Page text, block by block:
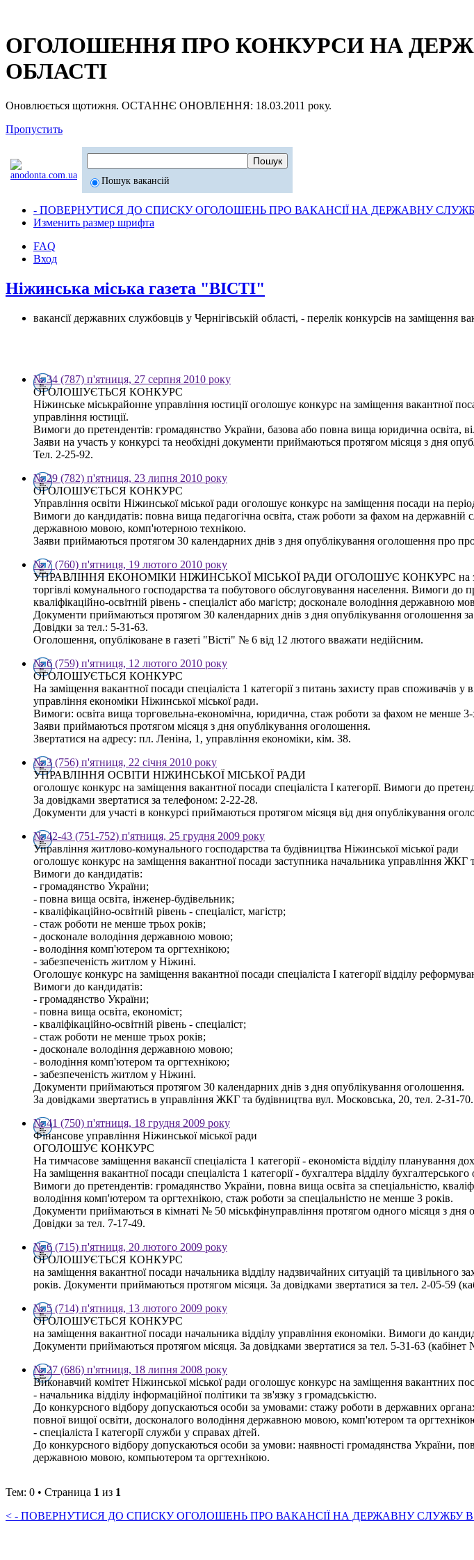
ОГОЛОШЕННЯ ПРО КОНКУРСИ НА
ОБЛАСТІ
Оновлюється щотижня. ОСТАННЄ ОНОВЛЕННЯ: 18.03.2011 року.
Пропустить
Пошук вакансій
- ПОВЕРНУТИСЯ ДО СПИСКУ ОГОЛОШЕНЬ ПРО ВАКАНСІЇ НА ДЕРЖАВНУ СЛУЖБУ
Изменить размер шрифта
FAQ
Вход
Ніжинська міська газета "ВІСТІ"
вакансії державних службовців у Чернігівській області, - перелік конкурсів на заміщення
№ 34 (787) п'ятниця, 27 серпня 2010 року
ОГОЛОШУЄТЬСЯ КОНКУРС
Ніжинське міськрайонне управління юстиції оголошує конкурс на заміщення вакантної
управління юстиції.
Вимоги до претендентів: громадянство України, базова або повна вища юридична освіта,
Заяви на участь у конкурсі та необхідні документи приймаються протягом місяця з дня
Тел. 2-25-92.
№ 29 (782) п'ятниця, 23 липня 2010 року
ОГОЛОШУЄТЬСЯ КОНКУРС
Управління освіти Ніжинської міської ради оголошує конкурс на заміщення посади на
Вимоги до кандидатів: повна вища педагогічна освіта, стаж роботи за фахом на
державною мовою, комп'ютерною технікою.
Заяви приймаються протягом 30 календарних днів з дня опублікування оголошення про
№ 7 (760) п'ятниця, 19 лютого 2010 року
УПРАВЛІННЯ ЕКОНОМІКИ НІЖИНСЬКОЇ МІСЬКОЇ РАДИ ОГОЛОШУЄ КОНКУРС на заміщення
торгівлі комунального господарства та побутового обслуговування населення. Вимоги
кваліфікаційно-освітній рівень - спеціаліст або магістр; досконале володіння
Документи приймаються протягом 30 календарних днів з дня опублікування оголошення
Довідки за тел.: 5-31-63.
Оголошення, опубліковане в газеті "Вісті" № 6 від 12 лютого вважати недійсним.
№ 6 (759) п'ятниця, 12 лютого 2010 року
ОГОЛОШУЄТЬСЯ КОНКУРС
На заміщення вакантної посади спеціаліста 1 категорії з питань захисту прав споживачів
управління економіки Ніжинської міської ради.
Вимоги: освіта вища торговельна-економічна, юридична, стаж роботи за фахом не менше 3-
Заяви приймаються протягом місяця з дня опублікування оголошення.
Звертатися на адресу: пл. Леніна, 1, управління економіки, кім. 38.
№ 3 (756) п'ятниця, 22 січня 2010 року
УПРАВЛІННЯ ОСВІТИ НІЖИНСЬКОЇ МІСЬКОЇ РАДИ
оголошує конкурс на заміщення вакантної посади спеціаліста І категорії. Вимоги до
За довідками звертатися за телефоном: 2-22-28.
Документи для участі в конкурсі приймаються протягом місяця від дня опублікування
№ 42-43 (751-752) п'ятниця, 25 грудня 2009 року
Управління житлово-комунального господарства та будівництва Ніжинської міської ради
оголошує конкурс на заміщення вакантної посади заступника начальника управління ЖКГ
Вимоги до кандидатів:
- громадянство України;
- повна вища освіта, інженер-будівельник;
- кваліфікаційно-освітній рівень - спеціаліст, магістр;
- стаж роботи не менше трьох років;
- досконале володіння державною мовою;
- володіння комп'ютером та оргтехнікою;
- забезпеченість житлом у Ніжині.
Оголошує конкурс на заміщення вакантної посади спеціаліста І категорії відділу
Вимоги до кандидатів:
- громадянство України;
- повна вища освіта, економіст;
- кваліфікаційно-освітній рівень - спеціаліст;
- стаж роботи не менше трьох років;
- досконале володіння державною мовою;
- володіння комп'ютером та оргтехнікою;
- забезпеченість житлом у Ніжині.
Документи приймаються протягом 30 календарних днів з дня опублікування оголошення.
За довідками звертатись в управління ЖКГ та будівництва вул. Московська, 20, тел. 2-31-70.
№ 41 (750) п'ятниця, 18 грудня 2009 року
Фінансове управління Ніжинської міської ради
ОГОЛОШУЄ КОНКУРС
На тимчасове заміщення вакансії спеціаліста 1 категорії - економіста відділу
На заміщення вакантної посади спеціаліста 1 категорії - бухгалтера відділу бухгалтерського
Вимоги до претендентів: громадянство України, повна вища освіта за спеціальністю,
володіння комп'ютером та оргтехнікою, стаж роботи за спеціальністю не менше 3 років.
Документи приймаються в кімнаті № 50 міськфінуправління протягом одного місяця з
Довідки за тел. 7-17-49.
№ 6 (715) п'ятниця, 20 лютого 2009 року
ОГОЛОШУЄТЬСЯ КОНКУРС
на заміщення вакантної посади начальника відділу надзвичайних ситуацій та
років. Документи приймаються протягом місяця. За довідками звертатися за тел. 2-05-59
№ 5 (714) п'ятниця, 13 лютого 2009 року
ОГОЛОШУЄТЬСЯ КОНКУРС
на заміщення вакантної посади начальника відділу управління економіки. Вимоги до
Документи приймаються протягом місяця. За довідками звертатися за тел. 5-31-63
№ 27 (686) п'ятниця, 18 липня 2008 року
Виконавчий комітет Ніжинської міської ради оголошує конкурс на заміщення вакантних
- начальника відділу інформаційної політики та зв'язку з громадськістю.
До конкурсного відбору допускаються особи за умовами: стажу роботи в державних
повної вищої освіти, досконалого володіння державною мовою, комп'ютером та
- спеціаліста І категорії служби у справах дітей.
До конкурсного відбору допускаються особи за умови: наявності громадянства України,
державною мовою, компьютером та оргтехнікою.
Тем: 0 • Страница 1 из 1
< - ПОВЕРНУТИСЯ ДО СПИСКУ ОГОЛОШЕНЬ ПРО ВАКАНСІЇ НА ДЕРЖАВНУ СЛУЖБУ В